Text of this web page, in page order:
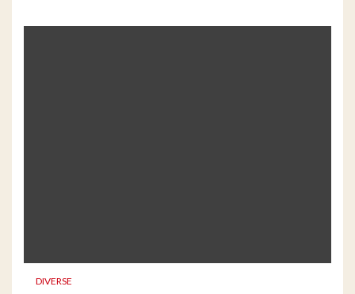
DIVERSE